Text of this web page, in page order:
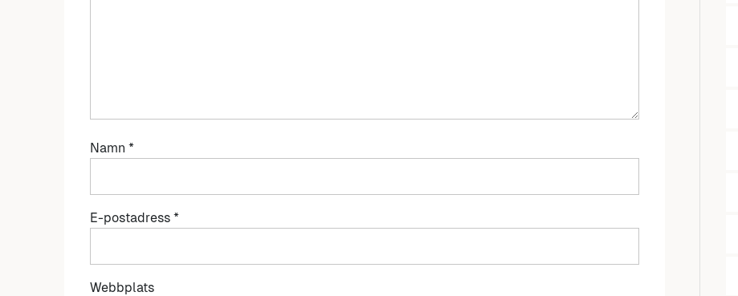
Namn *
E-postadress *
Webbplats